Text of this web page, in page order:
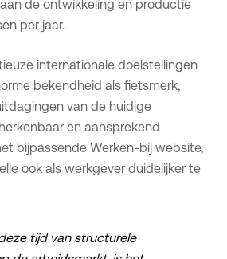
de ontwikkeling en productie
per jaar.
internationale doelstellingen
bekendheid als fietsmerk,
van de huidige
en aansprekend
bijpassende Werken-bij website,
ook als werkgever duidelijker te
deze tijd van structurele